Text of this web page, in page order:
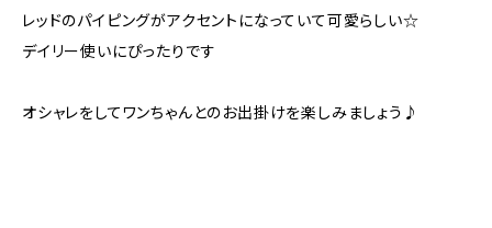
レッドのパイピングがアクセントになっていて可愛らしい☆
デイリー使いにぴったりです
オシャレをしてワンちゃんとのお出掛けを楽しみましょう♪